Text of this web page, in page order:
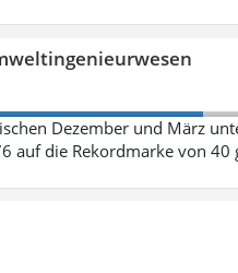
Dezember und März
auf die Rekordmarke von